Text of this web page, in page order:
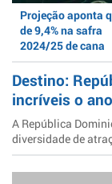
Projeção aponta
de 9,4% na safra
2024/25 de cana
Destino:
incríveis o
A República
diversidade de